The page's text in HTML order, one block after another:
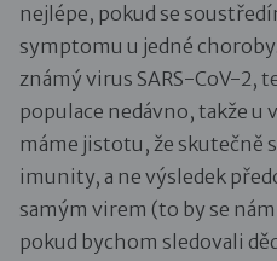
nejlépe, pokud se
symptomu u jedné
známý virus SARS-CoV-2,
populace nedávno, takže
máme jistotu, že skutečně
imunity, a ne výsledek
samým virem (to by se
pokud bychom sledovali